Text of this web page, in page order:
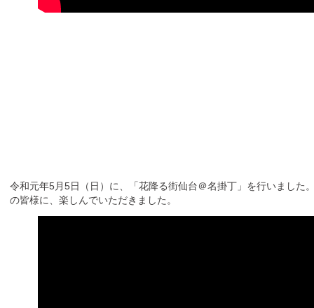
令和元年5月5日（日）に、「花降る街仙台＠名掛丁」を行いました
の皆様に、楽しんでいただきました。